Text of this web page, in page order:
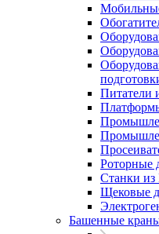
Питатели
Роторные
Станки из
Щековые
Башенные